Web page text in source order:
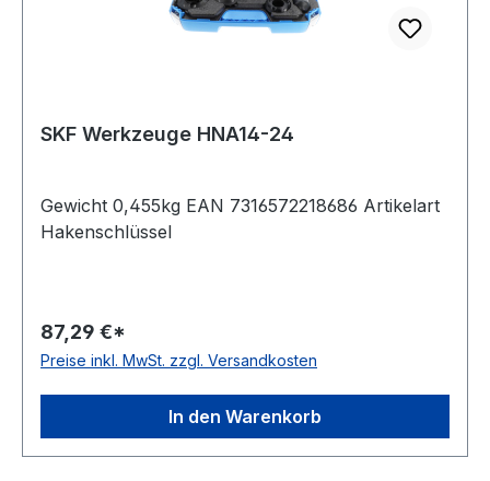
SKF Werkzeuge HNA14-24
Gewicht 0,455kg EAN 7316572218686 Artikelart
Hakenschlüssel
87,29 €*
Preise inkl. MwSt. zzgl. Versandkosten
In den Warenkorb